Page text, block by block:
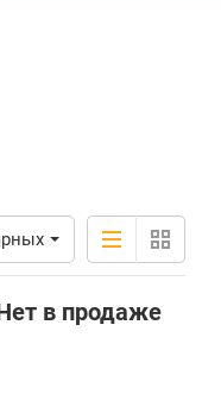
в продаже